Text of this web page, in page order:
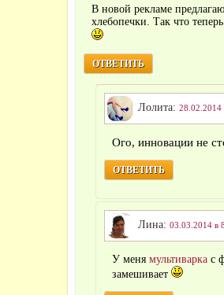
В новой рекламе
хлебопечки. Так что
ОТВЕТИТЬ
Лолита: 28.02.2014
Ого, инновации не
ОТВЕТИТЬ
Лина: 03.03.2014 в
У меня мультиварка с
замешивает